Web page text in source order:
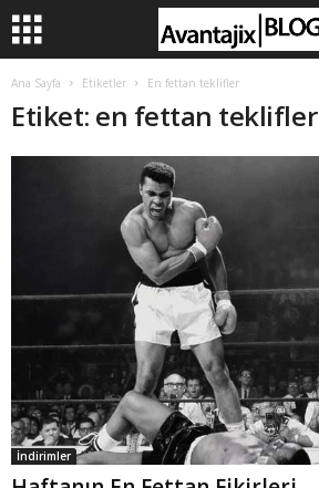
Ana Sayfa Etiketler En fettan teklifler
Etiket: en fettan teklifler
İndirimler